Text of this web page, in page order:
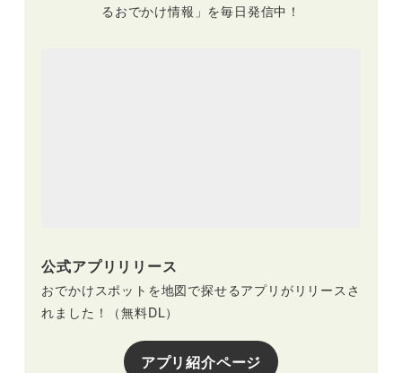
るおでかけ情報」を毎日発信中！
公式アプリリリース
おでかけスポットを地図で探せるアプリがリリースさ
れました！（無料DL）
アプリ紹介ページ